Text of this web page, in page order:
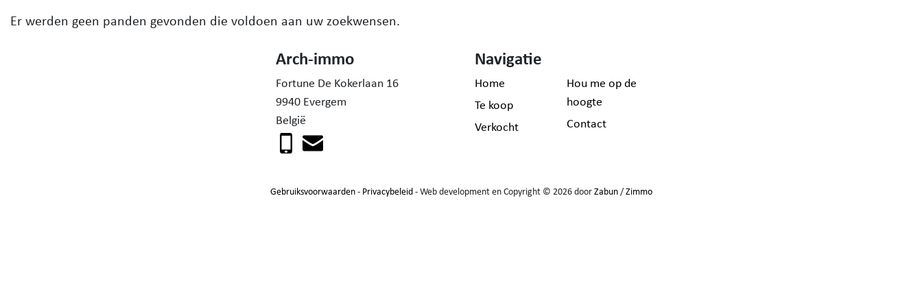
Er werden geen panden gevonden die voldoen aan uw zoekwensen.
Arch-immo
Fortune De Kokerlaan 16
9940 Evergem
België
Navigatie
Home
Te koop
Verkocht
Hou me op de
hoogte
Contact
Gebruiksvoorwaarden- Privacybeleid- Web development en Copyright © 2026 doorZabun/Zimmo